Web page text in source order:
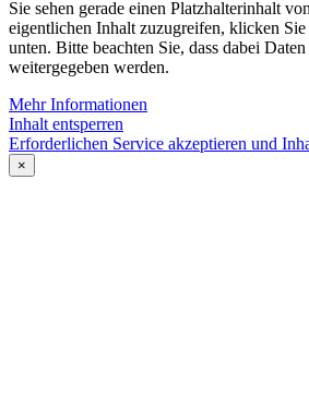
Sie sehen gerade einen Platzhalterinhalt von
eigentlichen Inhalt zuzugreifen, klicken
unten. Bitte beachten Sie, dass dabei
weitergegeben werden.
Mehr Informationen
Inhalt entsperren
Erforderlichen Service akzeptieren und
×